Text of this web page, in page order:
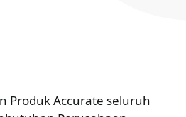
Produk Accurate seluruh